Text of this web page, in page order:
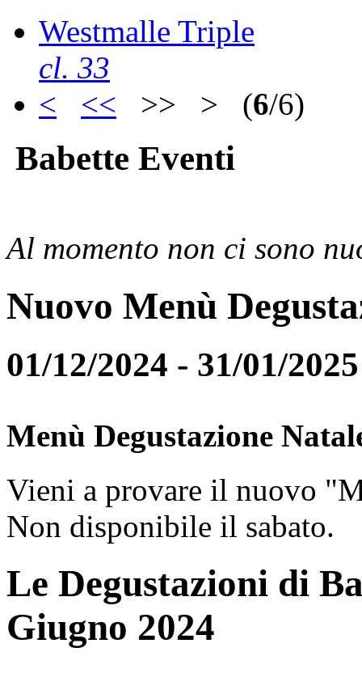
Westmalle Triple
cl. 33
<
<< >> > (6/6)
Babette Eventi
Al momento non ci sono
Nuovo Menù
01/12/2024 - 31/01/2025
Menù Degustazione
Vieni a provare il nuovo
Non disponibile il sabato.
Le Degustazioni di
Giugno 2024